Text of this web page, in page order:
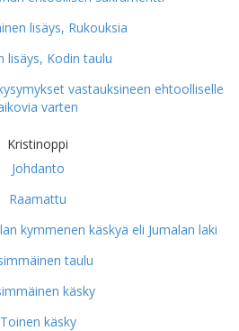
lisäys, Rukouksia
lisäys, Kodin taulu
vastauksineen ehtoolliselle
varten
Kristinoppi
Johdanto
Raamattu
kymmenen käskyä eli Jumalan laki
taulu
käsky
Toinen käsky